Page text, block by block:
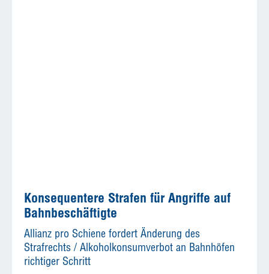
Konsequentere Strafen für Angriffe auf
Bahnbeschäftigte
Allianz pro Schiene fordert Änderung des
Strafrechts / Alkoholkonsumverbot an Bahnhöfen
richtiger Schritt